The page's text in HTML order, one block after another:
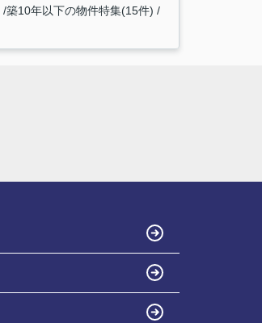
築10年以下の物件特集(15件)